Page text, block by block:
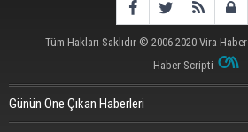
Tüm Hakları Saklıdır © 2006-2020 Vira Haber
Haber Scripti
Günün Öne Çıkan Haberleri